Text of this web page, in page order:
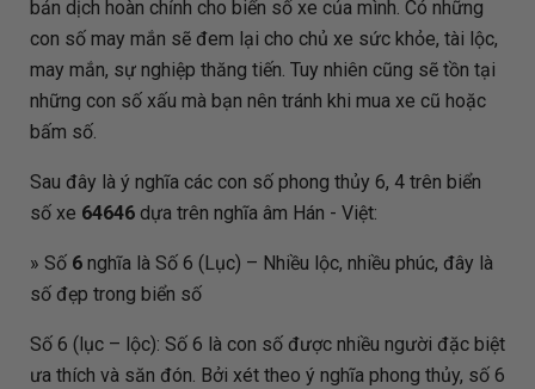
bản dịch hoàn chỉnh cho biển số xe của mình. Có những
con số may mắn sẽ đem lại cho chủ xe sức khỏe, tài lộc,
may mắn, sự nghiệp thăng tiến. Tuy nhiên cũng sẽ tồn tại
những con số xấu mà bạn nên tránh khi mua xe cũ hoặc
bấm số.
Sau đây là ý nghĩa các con số phong thủy 6, 4 trên biển
số xe 64646dựa trên nghĩa âm Hán - Việt:
» Số 6nghĩa là Số 6 (Lục) – Nhiều lộc, nhiều phúc, đây là
số đẹp trong biển số
Số 6 (lục – lộc): Số 6 là con số được nhiều người đặc biệt
ưa thích và săn đón. Bởi xét theo ý nghĩa phong thủy, số 6